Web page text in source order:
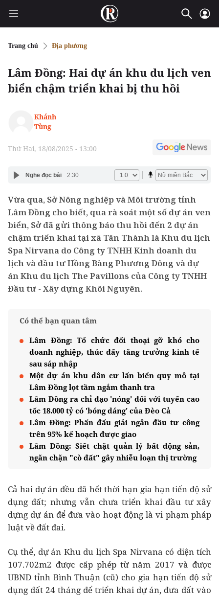
Trang chủ Địa phương
Lâm Đồng: Hai dự án khu du lịch ven
biển chậm triển khai bị thu hồi
Khánh
Tùng
Thứ Hai, 18/08/2025 - 13:00
Nghe đọc bài 2:30
Vừa qua, Sở Nông nghiệp và Môi trường tỉnh
Lâm Đồng cho biết, qua rà soát một số dự án ven
biển, Sở đã gửi thông báo thu hồi đến 2 dự án
chậm triển khai tại xã Tân Thành là Khu du lịch
Spa Nirvana do Công ty TNHH Kinh doanh du
lịch và đầu tư Hồng Bàng Phương Đông và dự
án Khu du lịch The Pavillons của Công ty TNHH
Đầu tư - Xây dựng Khôi Nguyên.
Có thể bạn quan tâm
Lâm Đồng: Tổ chức đối thoại gỡ khó cho
doanh nghiệp, thúc đẩy tăng trưởng kinh tế
sau sáp nhập
Một dự án khu dân cư lấn biển quy mô tại
Lâm Đồng lọt tầm ngắm thanh tra
Lâm Đồng ra chỉ đạo 'nóng' đối với tuyến cao
tốc 18.000 tỷ có 'bóng dáng' của Đèo Cả
Lâm Đồng: Phấn đấu giải ngân đầu tư công
trên 95% kế hoạch được giao
Lâm Đồng: Siết chặt quản lý bất động sản,
ngăn chặn "cò đất" gây nhiễu loạn thị trường
Cả hai dự án đều đã hết thời hạn gia hạn tiến độ sử
dụng đất; nhưng vẫn chưa triển khai đầu tư xây
dựng dự án để đưa vào hoạt động là vi phạm pháp
luật về đất đai.
Cụ thể, dự án Khu du lịch Spa Nirvana có diện tích
107.702m2 được cấp phép từ năm 2017 và được
UBND tỉnh Bình Thuận (cũ) cho gia hạn tiến độ sử
dụng đất 24 tháng để triển khai dự án, đưa đất vào